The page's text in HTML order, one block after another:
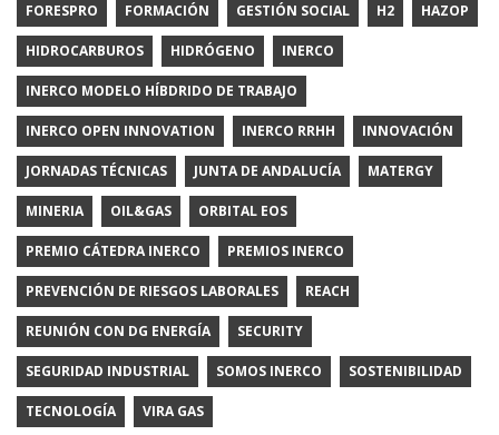
FORESPRO FORMACIÓN GESTIÓN SOCIAL H2 HAZOP
HIDROCARBUROS HIDRÓGENO INERCO
INERCO MODELO HÍBDRIDO DE TRABAJO
INERCO OPEN INNOVATION INERCO RRHH INNOVACIÓN
JORNADAS TÉCNICAS JUNTA DE ANDALUCÍA MATERGY
MINERIA OIL&GAS ORBITAL EOS
PREMIO CÁTEDRA INERCO PREMIOS INERCO
PREVENCIÓN DE RIESGOS LABORALES REACH
REUNIÓN CON DG ENERGÍA SECURITY
SEGURIDAD INDUSTRIAL SOMOS INERCO SOSTENIBILIDAD
TECNOLOGÍA VIRA GAS